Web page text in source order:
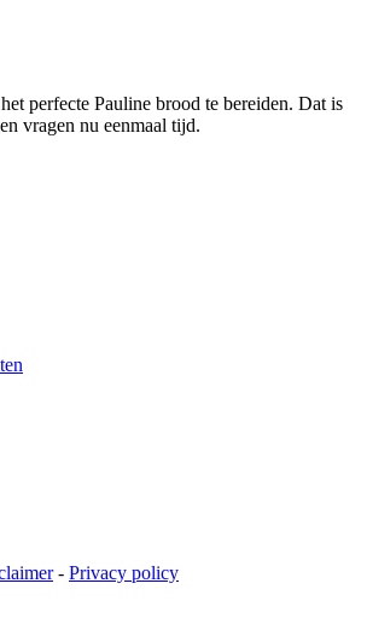
perfecte Pauline brood te bereiden. Dat is
vragen nu eenmaal tijd.
- Privacy policy